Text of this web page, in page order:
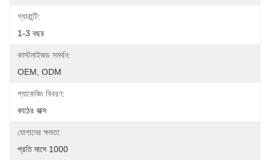
গ্যারান্টি:
1-3 বছর
কাস্টমাইজড সমর্থন:
OEM, ODM
প্যাকেজিং বিবরণ:
কাঠের বাক্স
যোগানের ক্ষমতা:
প্রতি মাসে 1000